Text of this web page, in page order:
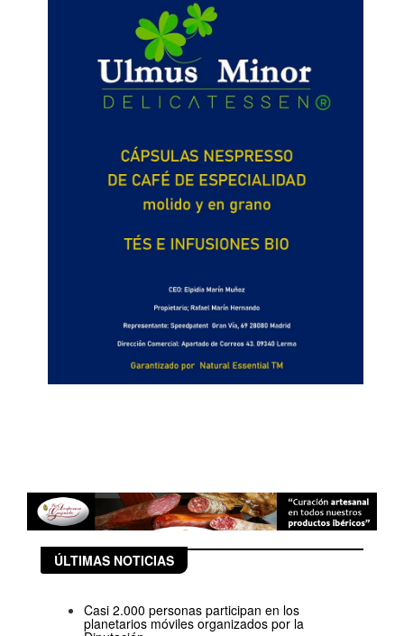
ÚLTIMAS NOTICIAS
Casi 2.000 personas participan en los
planetarios móviles organizados por la